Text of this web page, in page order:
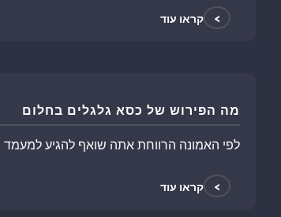
> קראו עוד
מה הפירוש של כסא גלגלים בחלום
לפי האמונה הרווחת אתה שואף להגיע
> קראו עוד